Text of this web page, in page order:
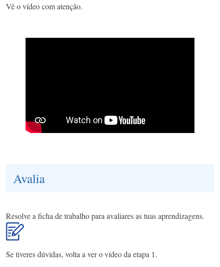
Vê o vídeo com atenção.
Avalia
Resolve a ficha de trabalho para avaliares as tuas aprendizagens.
Se tiveres dúvidas, volta a ver o vídeo da etapa 1.